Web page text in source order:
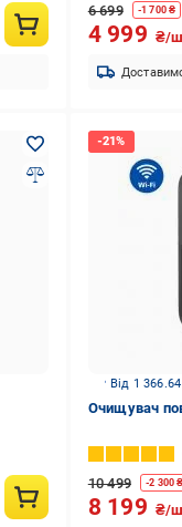
6 699 -1 700₴
4 999 ₴/
Від 1
Очищувач
10 499 -2 300 ₴
8 199 ₴/